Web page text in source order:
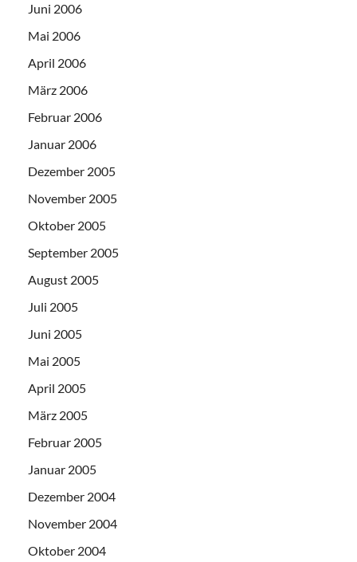
Juni 2006
Mai 2006
April 2006
März 2006
Februar 2006
Januar 2006
Dezember 2005
November 2005
Oktober 2005
September 2005
August 2005
Juli 2005
Juni 2005
Mai 2005
April 2005
März 2005
Februar 2005
Januar 2005
Dezember 2004
November 2004
Oktober 2004